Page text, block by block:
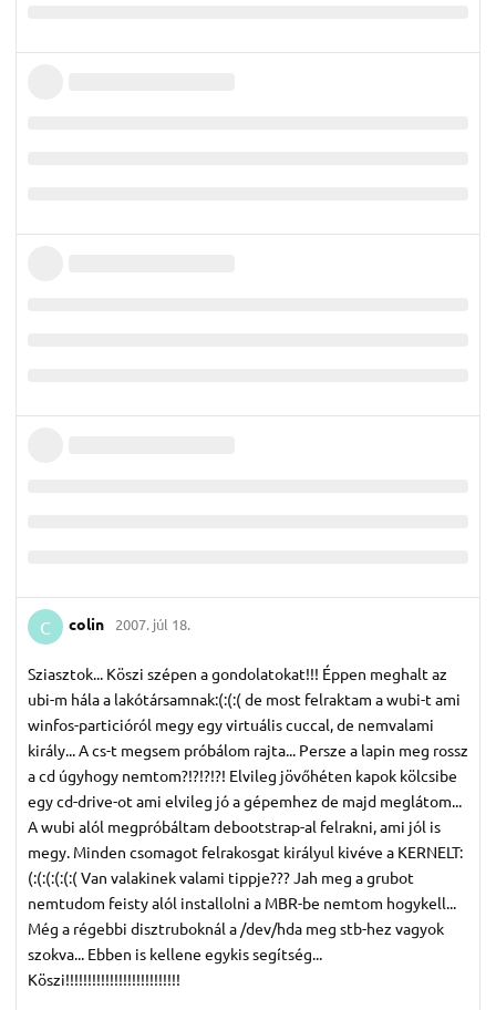
C colin 2007. júl 18.
Sziasztok... Köszi szépen a gondolatokat!!! Éppen meghalt az
ubi-m hála a lakótársamnak:(:(:( de most felraktam a wubi-t ami
winfos-particióról megy egy virtuális cuccal, de nemvalami
király... A cs-t megsem próbálom rajta... Persze a lapin meg rossz
a cd úgyhogy nemtom?!?!?!?! Elvileg jövőhéten kapok kölcsibe
egy cd-drive-ot ami elvileg jó a gépemhez de majd meglátom...
A wubi alól megpróbáltam debootstrap-al felrakni, ami jól is
megy. Minden csomagot felrakosgat királyul kivéve a KERNELT:
(:(:(:(:(:( Van valakinek valami tippje??? Jah meg a grubot
nemtudom feisty alól installolni a MBR-be nemtom hogykell...
Még a régebbi disztruboknál a /dev/hda meg stb-hez vagyok
szokva... Ebben is kellene egykis segítség...
Köszi!!!!!!!!!!!!!!!!!!!!!!!!!!